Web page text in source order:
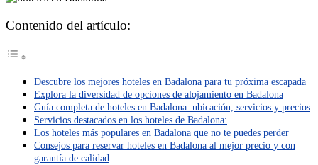
Contenido del artículo:
Descubre los mejores hoteles en Badalona para tu próxima escapada
Explora la diversidad de opciones de alojamiento en Badalona
Guía completa de hoteles en Badalona: ubicación, servicios y precios
Servicios destacados en los hoteles de Badalona:
Los hoteles más populares en Badalona que no te puedes perder
Consejos para reservar hoteles en Badalona al mejor precio y con
garantía de calidad